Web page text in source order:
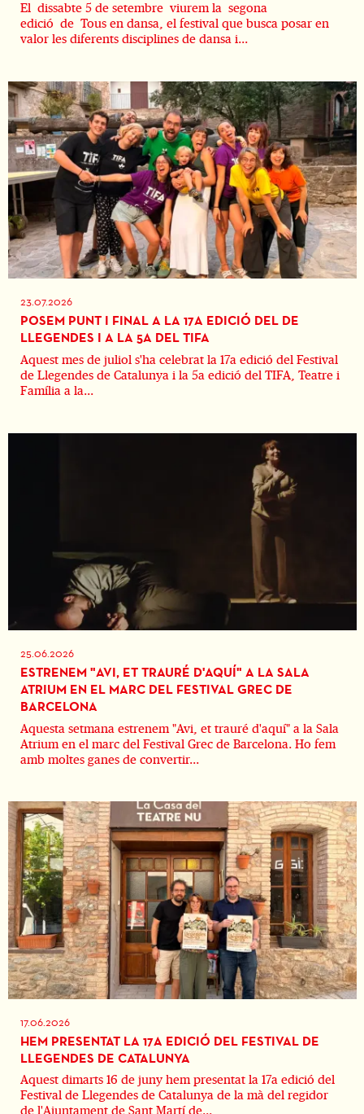
El dissabte 5 de setembre viurem la segona
edició de Tous en dansa, el festival que busca posar en
valor les diferents disciplines de dansa i...
23.07.2026
POSEM PUNT I FINAL A LA 17A EDICIÓ DEL DE
LLEGENDES I A LA 5A DEL TIFA
Aquest mes de juliol s'ha celebrat la 17a edició del Festival
de Llegendes de Catalunya i la 5a edició del TIFA, Teatre i
Família a la...
25.06.2026
ESTRENEM "AVI, ET TRAURÉ D'AQUÍ" A LA SALA
ATRIUM EN EL MARC DEL FESTIVAL GREC DE
BARCELONA
Aquesta setmana estrenem "Avi, et trauré d'aquí" a la Sala
Atrium en el marc del Festival Grec de Barcelona. Ho fem
amb moltes ganes de convertir...
17.06.2026
HEM PRESENTAT LA 17A EDICIÓ DEL FESTIVAL DE
LLEGENDES DE CATALUNYA
Aquest dimarts 16 de juny hem presentat la 17a edició del
Festival de Llegendes de Catalunya de la mà del regidor